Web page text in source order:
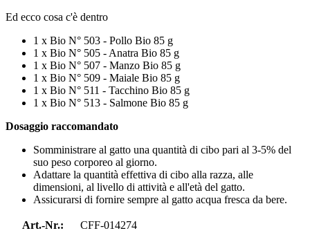
Ed ecco cosa c'è dentro
1 x Bio N° 503 - Pollo Bio 85 g
1 x Bio N° 505 - Anatra Bio 85 g
1 x Bio N° 507 - Manzo Bio 85 g
1 x Bio N° 509 - Maiale Bio 85 g
1 x Bio N° 511 - Tacchino Bio 85 g
1 x Bio N° 513 - Salmone Bio 85 g
Dosaggio raccomandato
Somministrare al gatto una quantità di cibo pari al 3-5% del
suo peso corporeo al giorno.
Adattare la quantità effettiva di cibo alla razza, alle
dimensioni, al livello di attività e all'età del gatto.
Assicurarsi di fornire sempre al gatto acqua fresca da bere.
Art.-Nr.:
CFF-014274